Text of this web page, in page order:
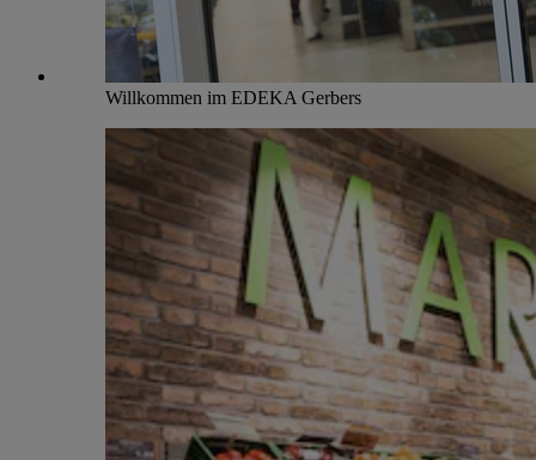
Willkommen im EDEKA Gerbers